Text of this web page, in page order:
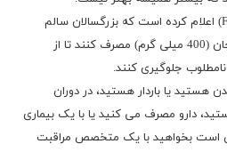
در واقع، سازمان غذا و دارو (FDA) اعلام کرده است که بزرگسالان سالم
فقط باید روزانه حدود 4 یا 5 فنجان (400 میلی گرم) مصرف کنند تا از
جلوگیری کنند.
هستید یا باردار هستید، در دوران
دارو مصرف می کنید یا با یک بیماری
است بخواهید با یک متخصص مراقبت